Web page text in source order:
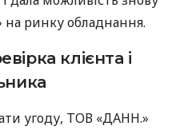
на ринку обладнання.
клієнта і
угоду, ТОВ «ДАНН.»